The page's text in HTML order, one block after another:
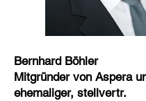
Bernhard Böhler
Mitgründer von Aspera
ehemaliger, stellvertr.